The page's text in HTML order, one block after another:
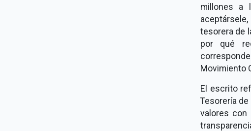
millones a
aceptársele,
tesorera de
por qué
Movimiento
El escrito
Tesorería
valores con